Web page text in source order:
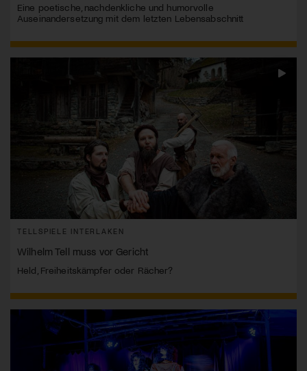
Eine poetische, nachdenkliche und humorvolle
Auseinandersetzung mit dem letzten Lebensabschnitt
TELLSPIELE INTERLAKEN
Wilhelm Tell muss vor Gericht
Held, Freiheitskämpfer oder Rächer?